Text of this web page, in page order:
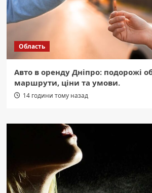
Область
Авто в оренду Дніпро: подорожі
маршрути, ціни та умови.
14 години тому назад